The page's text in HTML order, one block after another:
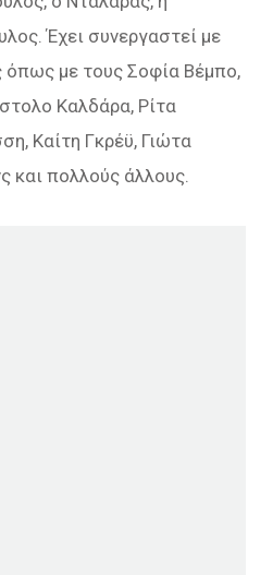
Έχει συνεργαστεί με
όπως με τους Σοφία Βέμπο,
Καλδάρα, Ρίτα
Καίτη Γκρέϋ, Γιώτα
και πολλούς άλλους.